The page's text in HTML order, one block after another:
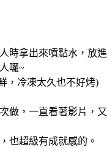
時拿出來噴點水，放進
囉~
，冷凍太久也不好烤)
做，一直看著影片，又
也超級有成就感的。